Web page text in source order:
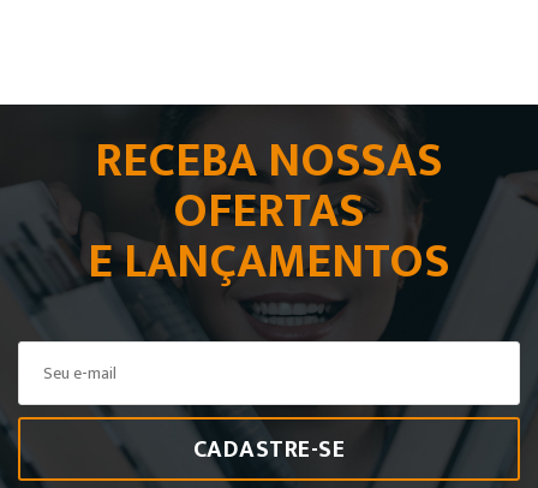
RECEBA NOSSAS
OFERTAS
E LANÇAMENTOS
CADASTRE-SE